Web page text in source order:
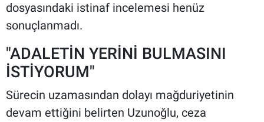
dosyasındaki istinaf incelemesi henüz
sonuçlanmadı.
"ADALETİN YERİNİ BULMASINI
İSTİYORUM"
Sürecin uzamasından dolayı mağduriyetinin
devam ettiğini belirten Uzunoğlu, ceza